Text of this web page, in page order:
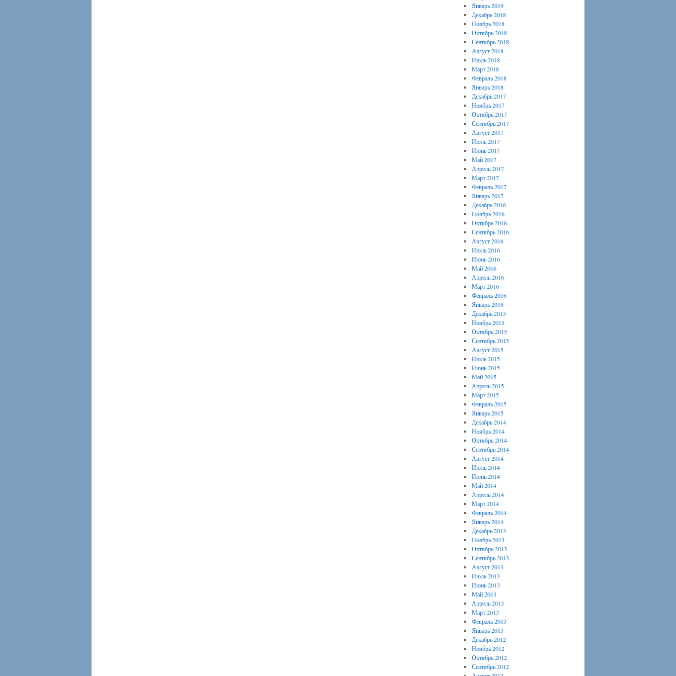
Январь 2019
Декабрь 2018
Ноябрь 2018
Октябрь 2018
Сентябрь 2018
Август 2018
Июль 2018
Март 2018
Февраль 2018
Январь 2018
Декабрь 2017
Ноябрь 2017
Октябрь 2017
Сентябрь 2017
Август 2017
Июль 2017
Июнь 2017
Май 2017
Апрель 2017
Март 2017
Февраль 2017
Январь 2017
Декабрь 2016
Ноябрь 2016
Октябрь 2016
Сентябрь 2016
Август 2016
Июль 2016
Июнь 2016
Май 2016
Апрель 2016
Март 2016
Февраль 2016
Январь 2016
Декабрь 2015
Ноябрь 2015
Октябрь 2015
Сентябрь 2015
Август 2015
Июль 2015
Июнь 2015
Май 2015
Апрель 2015
Март 2015
Февраль 2015
Январь 2015
Декабрь 2014
Ноябрь 2014
Октябрь 2014
Сентябрь 2014
Август 2014
Июль 2014
Июнь 2014
Май 2014
Апрель 2014
Март 2014
Февраль 2014
Январь 2014
Декабрь 2013
Ноябрь 2013
Октябрь 2013
Сентябрь 2013
Август 2013
Июль 2013
Июнь 2013
Май 2013
Апрель 2013
Март 2013
Февраль 2013
Январь 2013
Декабрь 2012
Ноябрь 2012
Октябрь 2012
Сентябрь 2012